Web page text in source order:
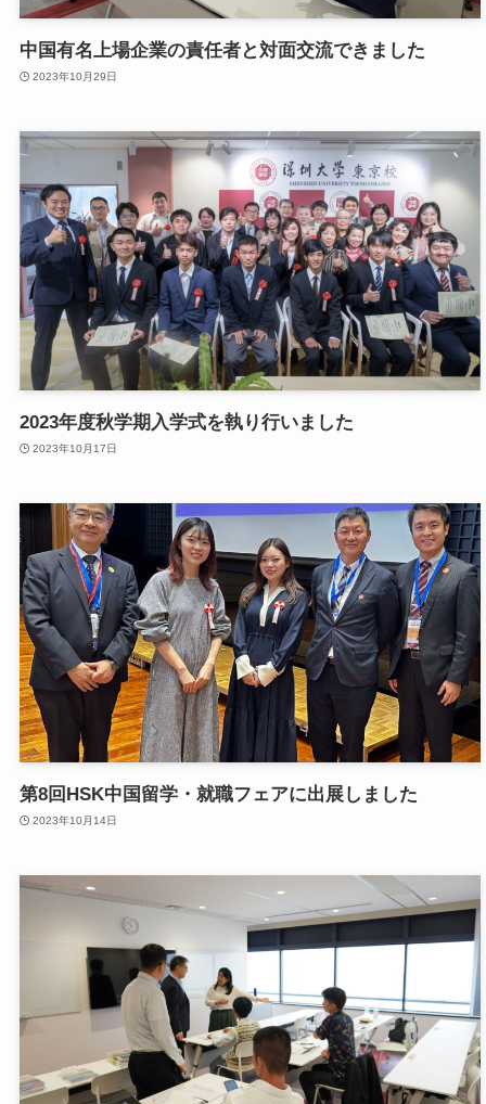
中国有名上場企業の責任者と対面交流できました
2023年10月29日
2023年度秋学期入学式を執り行いました
2023年10月17日
第8回HSK中国留学・就職フェアに出展しました
2023年10月14日